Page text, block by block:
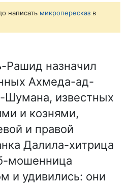
написать микропересказ в
Рашид назначил
Ахмеда-ад-
Шумана, известных
и кознями,
и правой
Далила-хитрица
мошенница
и удивились: они